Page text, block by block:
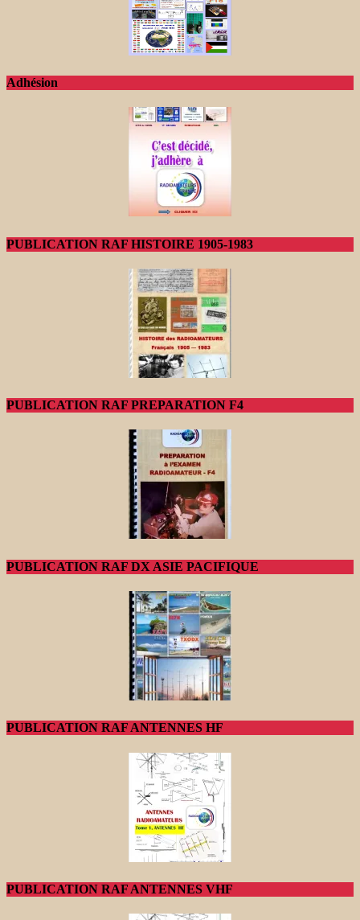
Adhésion
PUBLICATION RAF HISTOIRE 1905-1983
PUBLICATION RAF PREPARATION F4
PUBLICATION RAF DX ASIE PACIFIQUE
PUBLICATION RAF ANTENNES HF
PUBLICATION RAF ANTENNES VHF